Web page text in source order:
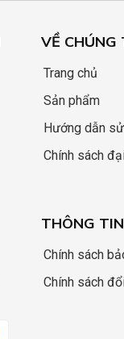
VỀ CHÚNG
Trang chủ
Sản phẩm
Hướng dẫn
Chính sách
THÔNG
Chính sách
Chính sách